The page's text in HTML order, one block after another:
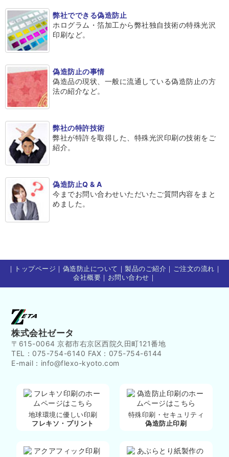
弊社でできる偽造防止
ホログラム・箔加工から弊社独自技術の特殊光沢
印刷など。
偽造防止の事情
偽造品の現状、一般に流通している偽造防止の方
法の紹介など。
弊社の特許技術
弊社が特許を取得した、特殊光沢印刷の技術をご
紹介。
偽造防止Q & A
今までお問い合わせいただいたご質問内容をまと
めました。
｜ トップページ ｜ 偽造防止について ｜製品のご紹介 ｜ ご注文の流れ ｜
会社概要 ｜ お問い合わせ ｜
株式会社ゼータ
〒615-0064 京都市右京区西院久田町121番地
TEL：075-754-6140 FAX：075-754-6144
E-mail：info@flexo-kyoto.com
地球環境に優しい印刷
フレキソ・プリント
特殊印刷・セキュリティ
偽造防止印刷